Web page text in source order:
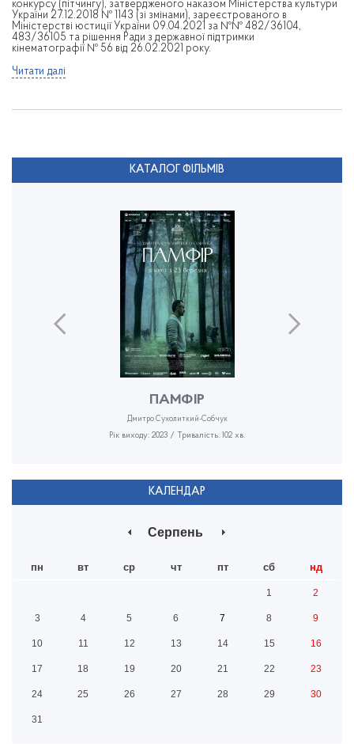
конкурсу (пітчингу), затвердженого наказом Міністерства культури
України 27.12.2018 № 1143 (зі змінами), зареєстрованого в
Міністерстві юстиції України 09.04.2021 за №№ 482/36104,
483/36105 та рішення Ради з державної підтримки
кінематографії № 56 від 26.02.2021 року.
Читати далі
КАТАЛОГ ФІЛЬМІВ
ПАМФІР
Дмитро Сухолиткий-Собчук
Рік виходу: 2023 / Тривалість: 102 хв.
КАЛЕНДАР
Серпень
пн вт ср чт пт сб нд
1 2
3 4 5 6 7 8 9
10 11 12 13 14 15 16
17 18 19 20 21 22 23
24 25 26 27 28 29 30
31